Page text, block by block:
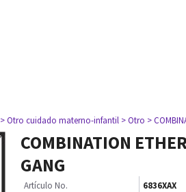
> Otro cuidado materno-infantil > Otro >
COMBINATION
GANG
Artículo No.
6836XAX